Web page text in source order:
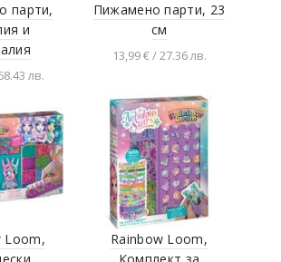
парти,
и
лв.
Пижамено парти, 23
см
13,99 € / 27.36 лв.
количката
Loom,
Rainbow Loom,